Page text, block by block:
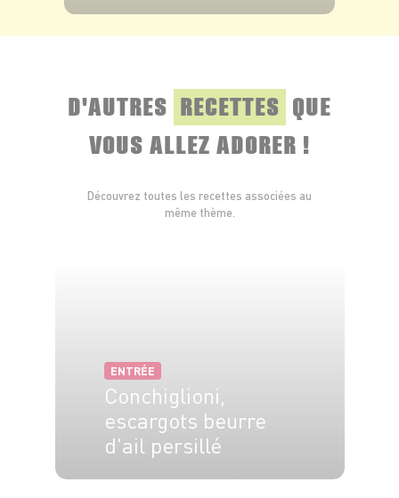
D'AUTRES RECETTES QUE
VOUS ALLEZ ADORER !
Découvrez toutes les recettes associées au
même thème.
ENTRÉE
Conchiglioni,
escargots beurre
d'ail persillé